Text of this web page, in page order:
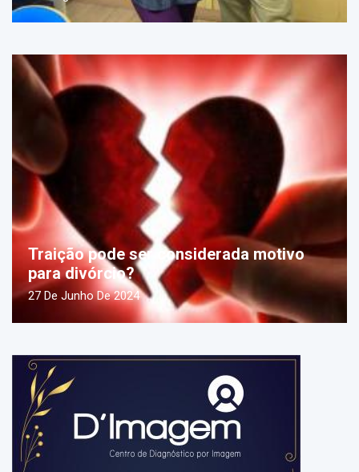
Traição pode ser considerada motivo
para divórcio?
27 De Junho De 2024